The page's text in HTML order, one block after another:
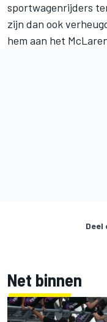
sportwagenrijders
zijn dan ook
hem aan het
Net binnen